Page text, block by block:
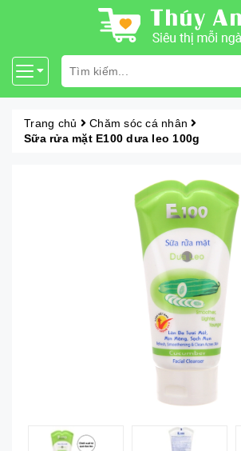
Trang chủ
Chăm sóc cá nhân
Sữa rửa mặt E100 dưa leo 100g